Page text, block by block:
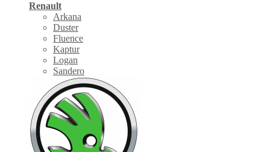
Renault
Arkana
Duster
Fluence
Kaptur
Logan
Sandero